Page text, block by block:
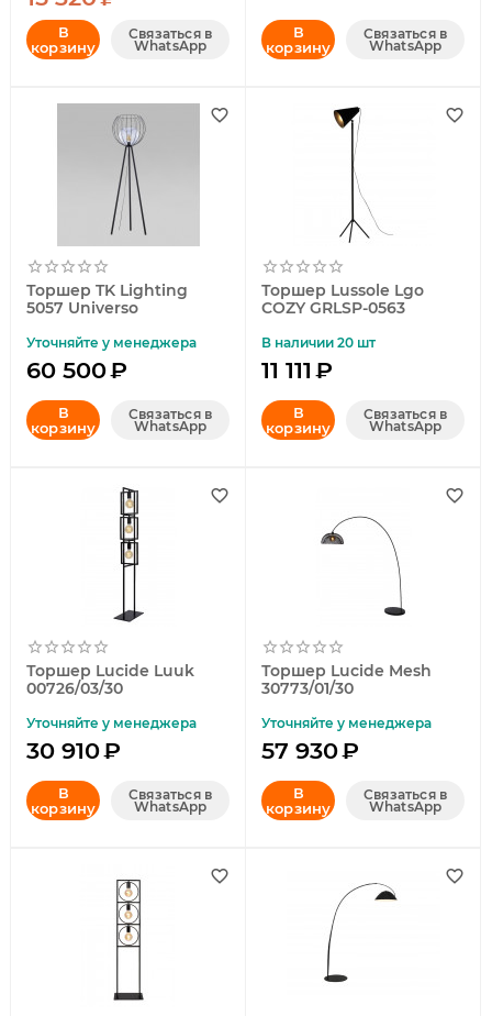
В
корзину
Связаться в
WhatsApp
В
корзину
Связаться в
WhatsApp
Торшер TK Lighting
5057 Universo
Уточняйте у менеджера
60 500₽
В
корзину
Связаться в
WhatsApp
Торшер Lussole Lgo
COZY GRLSP-0563
В наличии 20 шт
11 111 ₽
В
корзину
Связаться в
WhatsApp
Торшер Lucide Luuk
00726/03/30
Уточняйте у менеджера
30 910₽
В
корзину
Связаться в
WhatsApp
Торшер Lucide Mesh
30773/01/30
Уточняйте у менеджера
57 930₽
В
корзину
Связаться в
WhatsApp